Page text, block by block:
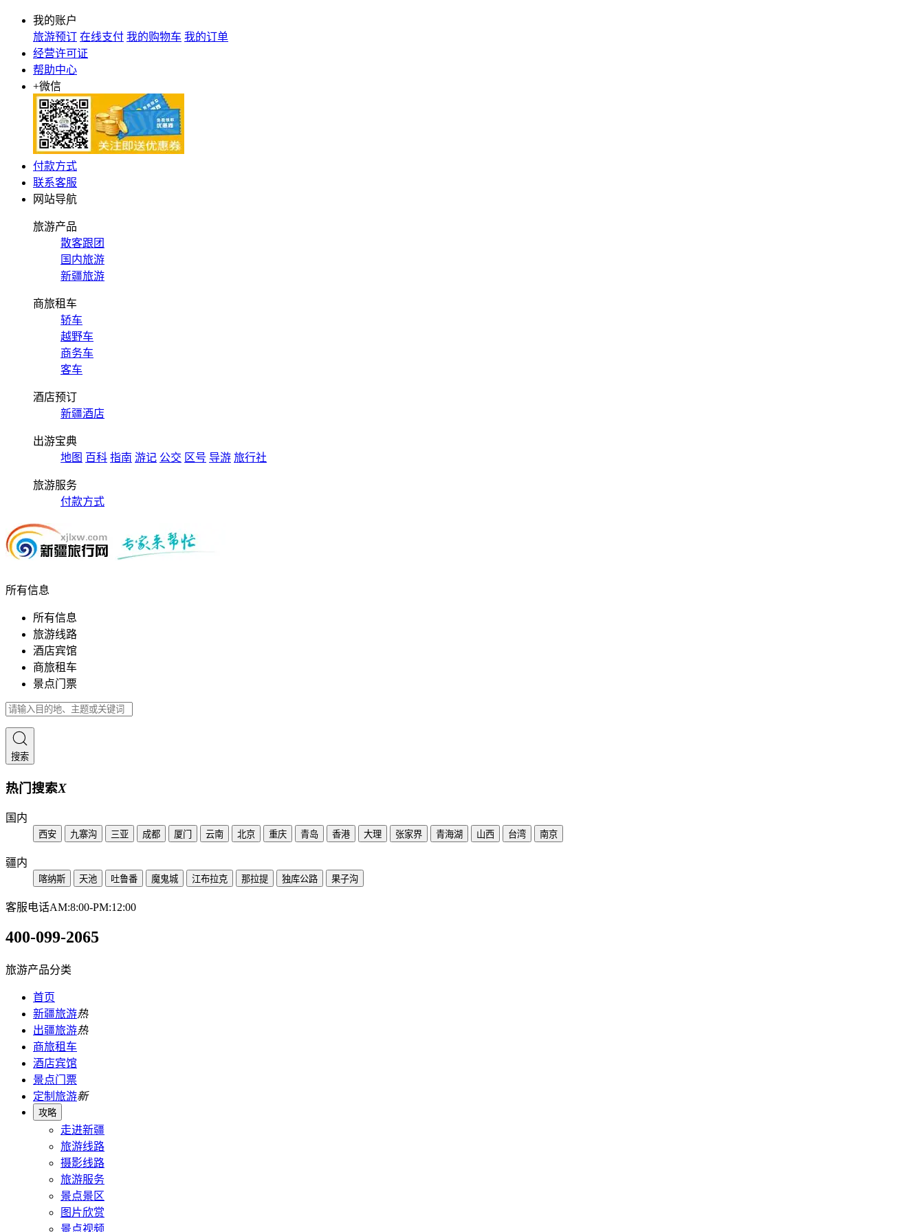
我的账户
旅游预订 在线支付 我的购物车 我的订单
经营许可证
帮助中心
+微信
付款方式
联系客服
网站导航
旅游产品
散客跟团
国内旅游
新疆旅游
商旅租车
轿车
越野车
商务车
客车
酒店预订
新疆酒店
出游宝典
地图 百科 指南 游记 公交 区号 导游 旅行社
旅游服务
付款方式
所有信息
所有信息
旅游线路
酒店宾馆
商旅租车
景点门票
搜索
热门搜索X
国内
西安 九寨沟 三亚 成都 厦门 云南 北京 重庆 青岛 香港 大理 张家界 青海湖 山西 台湾 南京
疆内
喀纳斯 天池 吐鲁番 魔鬼城 江布拉克 那拉提 独库公路 果子沟
客服电话AM:8:00-PM:12:00
400-099-2065
旅游产品分类
首页
新疆旅游热
出疆旅游热
商旅租车
酒店宾馆
景点门票
定制旅游新
攻略
走进新疆
旅游线路
摄影线路
旅游服务
景点景区
图片欣赏
景点视频